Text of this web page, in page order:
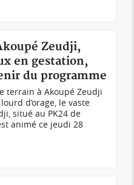
Zeudji,
en gestation,
du programme
terrain à Akoupé Zeudji
d’orage, le vaste
situé au PK24 de
animé ce jeudi 28